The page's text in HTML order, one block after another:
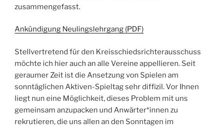
zusammengefasst.
Ankündigung Neulingslehrgang (PDF)
Stellvertretend für den Kreisschiedsrichterausschuss
möchte ich hier auch an alle Vereine appellieren. Seit
geraumer Zeit ist die Ansetzung von Spielen am
sonntäglichen Aktiven-Spieltag sehr diffizil. Vor Ihnen
liegt nun eine Möglichkeit, dieses Problem mit uns
gemeinsam anzupacken und Anwärter*innen zu
rekrutieren, die uns allen an den Sonntagen im